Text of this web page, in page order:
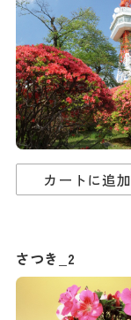
カートに追加
さつき_2